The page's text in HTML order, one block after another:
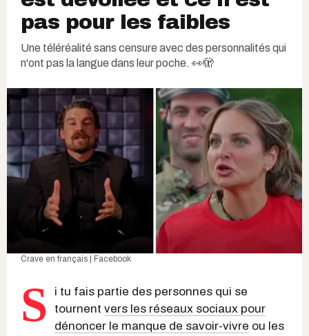
pas pour les faibles
Une téléréalité sans censure avec des personnalités qui
n'ont pas la langue dans leur poche. 👀🫣
Crave en français | Facebook
S
i tu fais partie des personnes qui se
tournent vers les réseaux sociaux pour
dénoncer le manque de savoir-vivre ou les